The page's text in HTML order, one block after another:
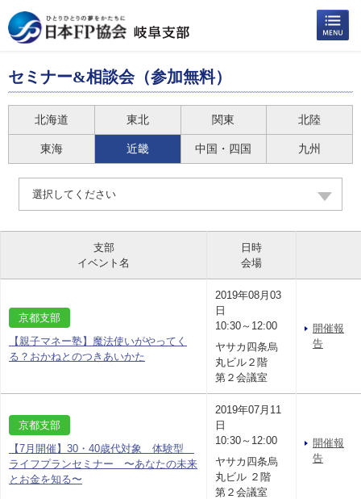
セミナー&相談会（参加無料）
北海道 東北 関東 北陸
東海 近畿 中国・四国 九州
選択してください
支部
イベント名
日時
会場
京都支部
【親子マネー塾】魔法使いがやってく
る？おかねとのつきあいかた
2019年08月03
日
10:30～12:00
ヤサカ四条烏
丸ビル２階
第２会議室
開催報
告
京都支部
【7月開催】30・40歳代対象 体験型
ライフプランセミナー 〜あなたの未来
とお金を知る〜
2019年07月11
日
10:30～12:00
ヤサカ四条烏
丸ビル ２階
第２会議室
開催報
告